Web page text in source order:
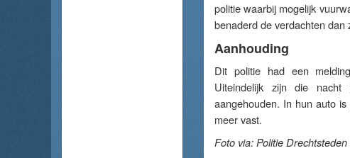
politie waarbij mogelijk
benaderd de verdachten
Aanhouding
Dit politie had een
Uiteindelijk zijn die
aangehouden. In hun auto
meer vast.
Foto via: Politie